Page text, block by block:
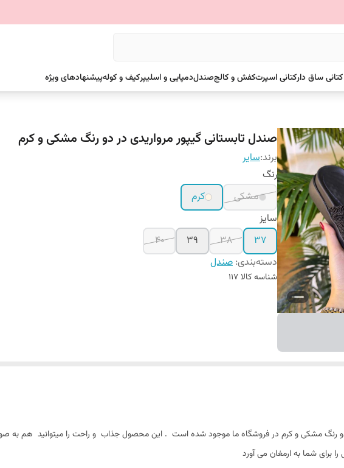
ساق دارکتانی اسپرتکفش و کالجصندلدمپایی و اسلیپرکیف و کولهپیشنهادهای ویژه
صندل تابستانی گیپور مرواریدی در دو رنگ مشکی و کرم
برند:سایر
رنگ
مشکی
کرم
سایز
37
38
39
40
دسته‌بندی: صندل
شناسه کالا117
رنگ مشکی و کرم در فروشگاه ما موجود شده است . این محصول جذاب و راحت را میتوانید هم به
برای شما به ارمغان می آورد